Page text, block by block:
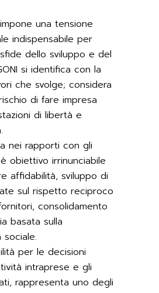
una tensione
indispensabile per
dello sviluppo e del
si identifica con la
che svolge; considera
di fare impresa
di libertà e
nei rapporti con gli
obiettivo irrinunciabile
affidabilità, sviluppo di
sul rispetto reciproco
consolidamento
basata sulla
sociale.
per le decisioni
intraprese e gli
rappresenta uno degli